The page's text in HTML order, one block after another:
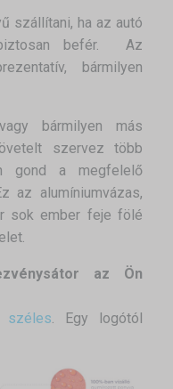
szállítani, ha az autó
befér. Az
bármilyen
bármilyen más
szervez több
gond a megfelelő
az alumíniumvázas,
sok ember feje fölé
az Ön
széles. Egy logótól